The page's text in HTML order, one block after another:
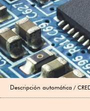
Descripción automática